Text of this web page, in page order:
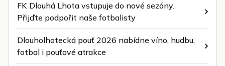
FK Dlouhá Lhota vstupuje do nové sezóny.
Přijďte podpořit naše fotbalisty
Dlouholhotecká pouť 2026 nabídne víno, hudbu,
fotbal i pouťové atrakce